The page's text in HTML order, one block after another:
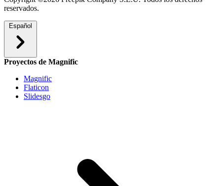
reservados.
Español
Proyectos de Magnific
Magnific
Flaticon
Slidesgo